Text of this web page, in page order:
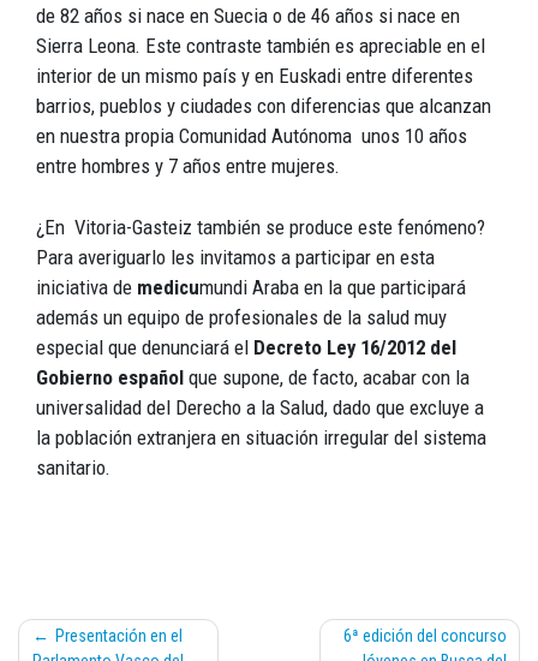
de 82 años si nace en Suecia o de 46 años si nace en
Sierra Leona. Este contraste también es apreciable en el
interior de un mismo país y en Euskadi entre diferentes
barrios, pueblos y ciudades con diferencias que alcanzan
en nuestra propia Comunidad Autónoma unos 10 años
entre hombres y 7 años entre mujeres.
¿En Vitoria-Gasteiz también se produce este fenómeno?
Para averiguarlo les invitamos a participar en esta
iniciativa de medicumundi Araba en la que participará
además un equipo de profesionales de la salud muy
especial que denunciará el Decreto Ley 16/2012 del
Gobierno español que supone, de facto, acabar con la
universalidad del Derecho a la Salud, dado que excluye a
la población extranjera en situación irregular del sistema
sanitario.
Navegación
de
Presentación en el
6ª edición del concurso